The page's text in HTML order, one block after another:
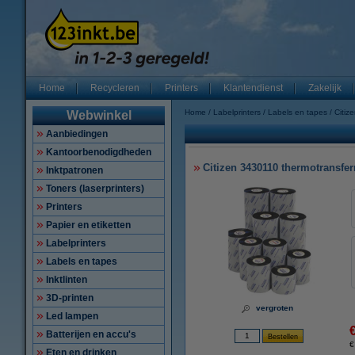
Home Recycleren Printers Klantendienst Zakelijk
Webwinkel
Aanbiedingen
Kantoorbenodigdheden
Inktpatronen
Toners (laserprinters)
Printers
Papier en etiketten
Labelprinters
Labels en tapes
Inktlinten
3D-printen
Led lampen
Batterijen en accu's
Eten en drinken
Home Labelprinters Labels en tapes
Citizen 3430110
vergroten